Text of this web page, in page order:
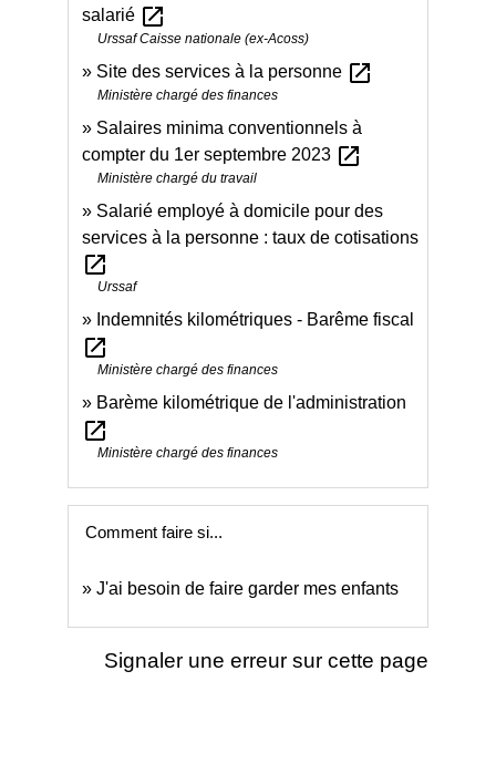
salarié open_in_new
Urssaf Caisse nationale (ex-Acoss)
Site des services à la personne open_in_new
Ministère chargé des finances
Salaires minima conventionnels à
compter du 1er septembre 2023 open_in_new
Ministère chargé du travail
Salarié employé à domicile pour des
services à la personne : taux de cotisations
open_in_new
Urssaf
Indemnités kilométriques - Barême fiscal
open_in_new
Ministère chargé des finances
Barème kilométrique de l'administration
open_in_new
Ministère chargé des finances
Comment faire si...
J'ai besoin de faire garder mes enfants
Signaler une erreur sur cette page